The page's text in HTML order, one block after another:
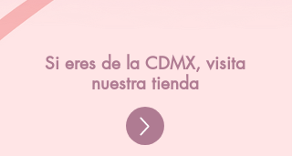
Si eres de la CDMX, visita
nuestra tienda